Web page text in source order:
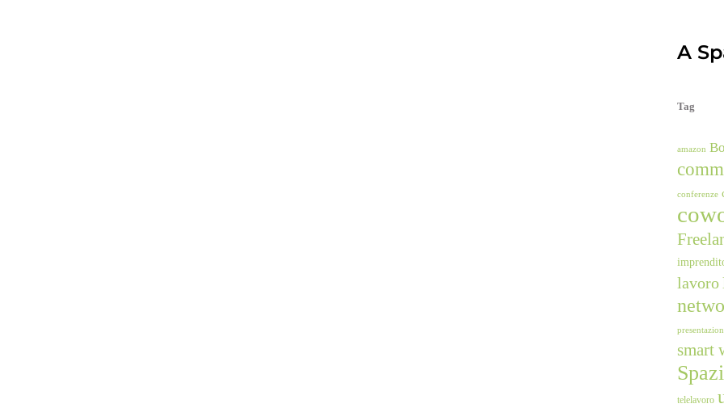
A
Tag
amazon
conferenze
lavoro
smart
telelavoro